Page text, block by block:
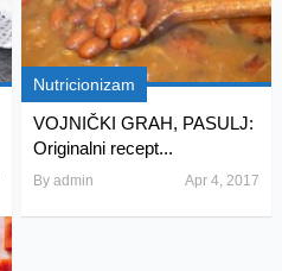
Nutricionizam
VOJNIČKI GRAH, PASULJ:
Originalni recept...
Byadmin Apr 4, 2017